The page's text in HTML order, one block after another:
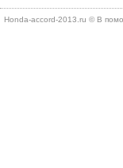
Honda-accord-2013.ru © В